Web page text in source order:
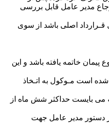
مدیر عامل قابل بررسی
بـا بـدهـی قـرارداد اصلی باشد از سوی
خاتمه یافته باشد و این
است مـوکول به اتـخاذ
می بایست حداکثر شش ماه از
دستور مدیر عامل جهت